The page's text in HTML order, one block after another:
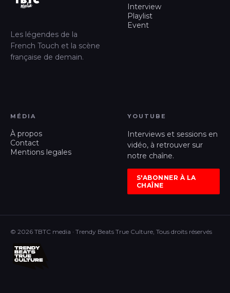
Les légendes de la
French Touch et la scène
française de demain.
Interview
Playlist
Event
MÉDIA
À propos
Contact
Mentions legales
YOUTUBE
Interviews et sessions en
vidéo, à retrouver sur
notre chaîne.
S'ABONNER À LA
CHAÎNE
© 2026 TBTC media · Trendy Beats True Culture, Tous droits réservés